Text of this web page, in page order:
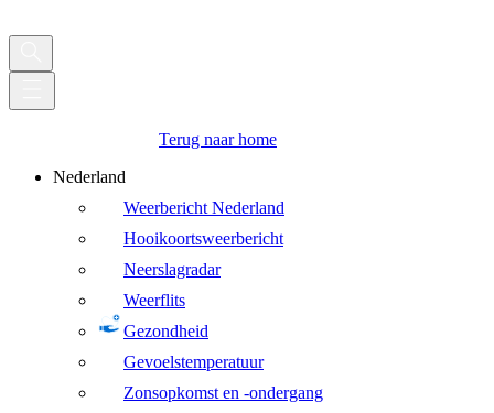
Terug naar home
Nederland
Weerbericht Nederland
Hooikoortsweerbericht
Neerslagradar
Weerflits
Gezondheid
Gevoelstemperatuur
Zonsopkomst en -ondergang